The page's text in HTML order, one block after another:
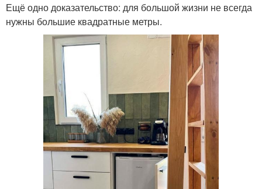
Ещё одно доказательство: для большой жизни не всегда
нужны большие квадратные метры.